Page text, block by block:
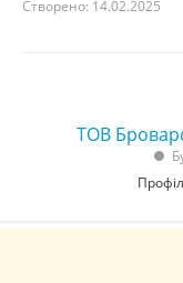
Створено: 14.02.2025
ТОВ